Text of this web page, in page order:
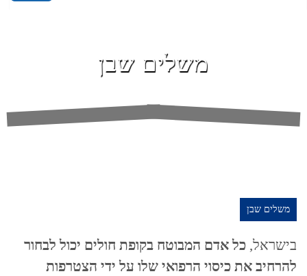
משלים שבן
משלים שבן
בישראל, כל אדם המבוטח בקופת חולים יכול לבחור
להרחיב את כיסוי הרפואי שלו על ידי הצטרפות